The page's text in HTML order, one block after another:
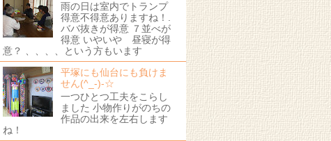
雨の日は室内でトランプ
得意不得意ありますね！.
ババ抜きが得意 ７並べが
得意 いやいや 昼寝が得
意？ 、、、、という方もいます
平塚にも仙台にも負けま
せん(^_-)-☆
一つひとつ工夫をこらし
ました 小物作りがのちの
作品の出来を左右します
ね！